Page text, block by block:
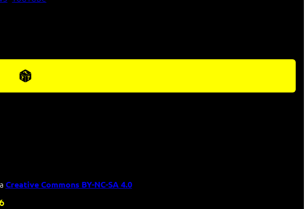
Creative Commons BY-NC-SA 4.0